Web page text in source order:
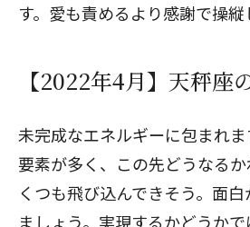
す。愛も責めるより感謝で操縦
【2022年4月】天秤座
未完成なエネルギーに包まれ
要素が多く、この先どうなる
くつも飛び込んできそう。面
ましょう。実現するかどうか